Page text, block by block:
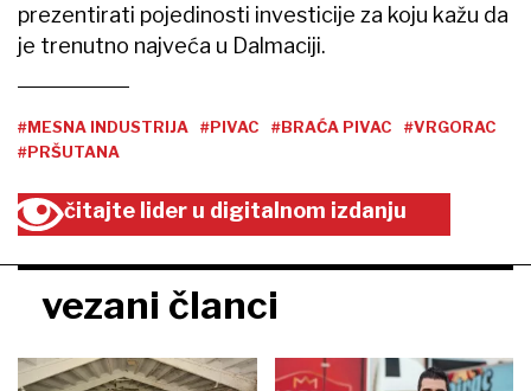
prezentirati pojedinosti investicije za koju kažu da
je trenutno najveća u Dalmaciji.
#MESNA INDUSTRIJA #PIVAC #BRAĆA PIVAC
#VRGORAC
#PRŠUTANA
čitajte lider u digitalnom izdanju
vezani članci